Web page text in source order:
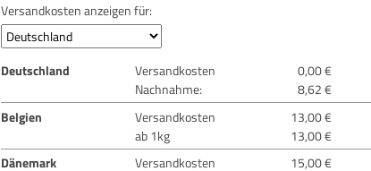
Versandkosten anzeigen für:
Deutschland Versandkosten 0,00 €
Nachnahme: 8,62 €
Belgien Versandkosten 13,00 €
ab 1kg 13,00 €
Dänemark Versandkosten 15,00 €